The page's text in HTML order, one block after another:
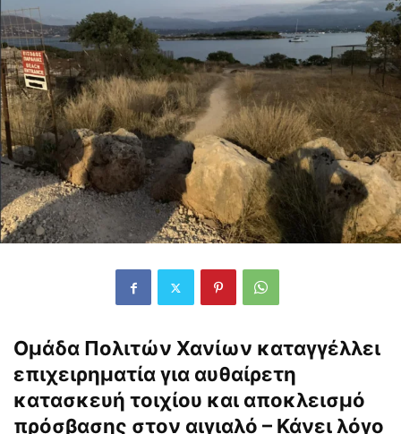
Ομάδα Πολιτών Χανίων καταγγέλλει
επιχειρηματία για αυθαίρετη
κατασκευή τοιχίου και αποκλεισμό
πρόσβασης στον αιγιαλό – Κάνει λόγο